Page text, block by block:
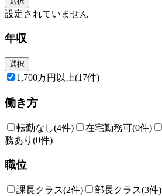
設定されていません
年収
選択
1,700万円以上(17件)
働き方
転勤なし(4件) 在宅勤務可(0件)
務あり (0件)
職位
課長クラス(2件) 部長クラス(3件)